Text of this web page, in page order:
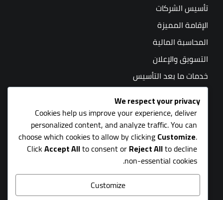
تأسيس الشركات
الإقامة المميزة
المحاسبة المالية
التسويق والإعلان
خدمات ما بعد التأسيس
المحاسبة القانونية
We respect your privacy
Cookies help us improve your experience, deliver
personalized content, and analyze traffic. You can
choose which cookies to allow by clickingCustomize.
ClickAccept Allto consent orReject Allto decline
non-essential cookies.
Customize